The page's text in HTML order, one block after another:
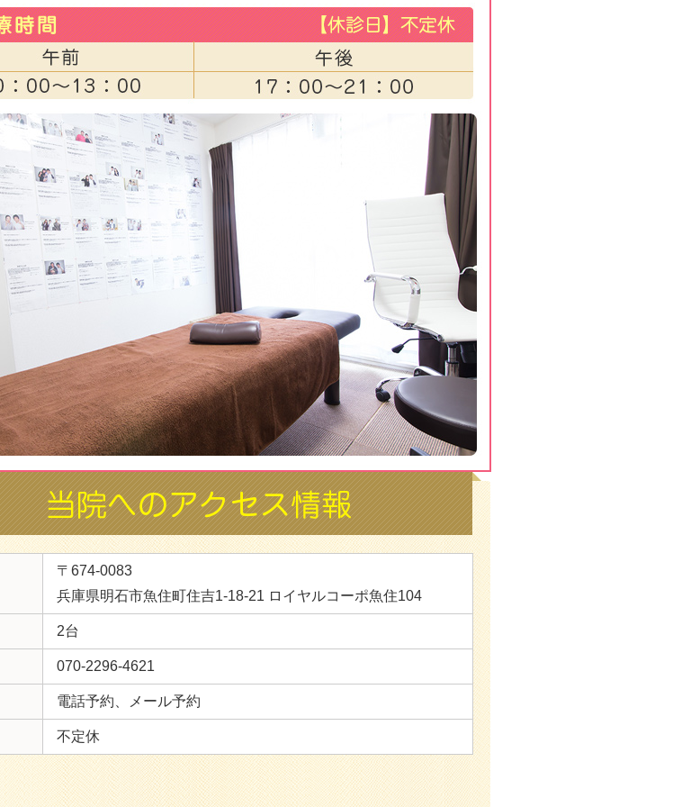
〒674-0083
兵庫県明石市魚住町住吉1-18-21 ロイヤルコーポ魚住104
2台
070-2296-4621
電話予約、メール予約
不定休